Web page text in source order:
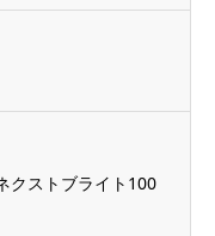
クストブライト100